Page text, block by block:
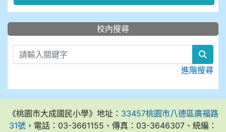
::: 校內搜尋
進階搜尋
《桃園市大成國民小學》地址： 33457桃園市八德區廣福路
31號 ，電話：03-3661155、傳真：03-3646307、統編：